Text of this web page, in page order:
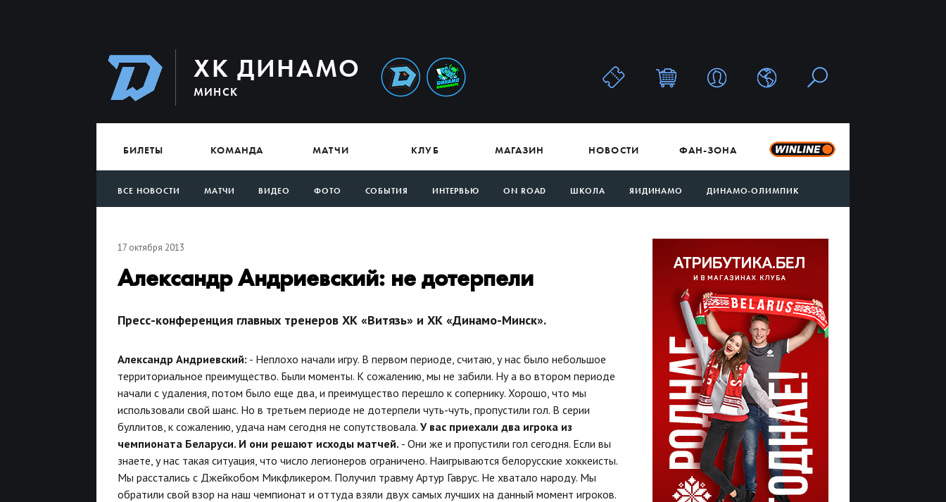
ХК ДИНАМО
МИНСК
БИЛЕТЫ КОМАНДА МАТЧИ КЛУБ МАГАЗИН НОВОСТИ ФАН-ЗОНА
ВСЕ НОВОСТИ МАТЧИ ВИДЕО ФОТО СОБЫТИЯ ИНТЕРВЬЮ ON ROAD ШКОЛА ЯИДИНАМО ДИНАМО-ОЛИМПИК
17 октября 2013
Александр Андриевский: не дотерпели
Пресс-конференция главных тренеров ХК «Витязь» и ХК «Динамо-Минск».
Александр Андриевский: - Неплохо начали игру. В первом периоде, считаю, у нас было небольшое
территориальное преимущество. Были моменты. К сожалению, мы не забили. Ну а во втором периоде
начали с удаления, потом было еще два, и преимущество перешло к сопернику. Хорошо, что мы
использовали свой шанс. Но в третьем периоде не дотерпели чуть-чуть, пропустили гол. В серии
буллитов, к сожалению, удача нам сегодня не сопутствовала. У вас приехали два игрока из
чемпионата Беларуси. И они решают исходы матчей. - Они же и пропустили гол сегодня. Если вы
знаете, у нас такая ситуация, что число легионеров ограничено. Наигрываются белорусские хоккеисты.
Мы расстались с Джейкобом Микфликером. Получил травму Артур Гаврус. Не хватало народу. Мы
обратили свой взор на наш чемпионат и оттуда взяли двух самых лучших на данный момент игроков.